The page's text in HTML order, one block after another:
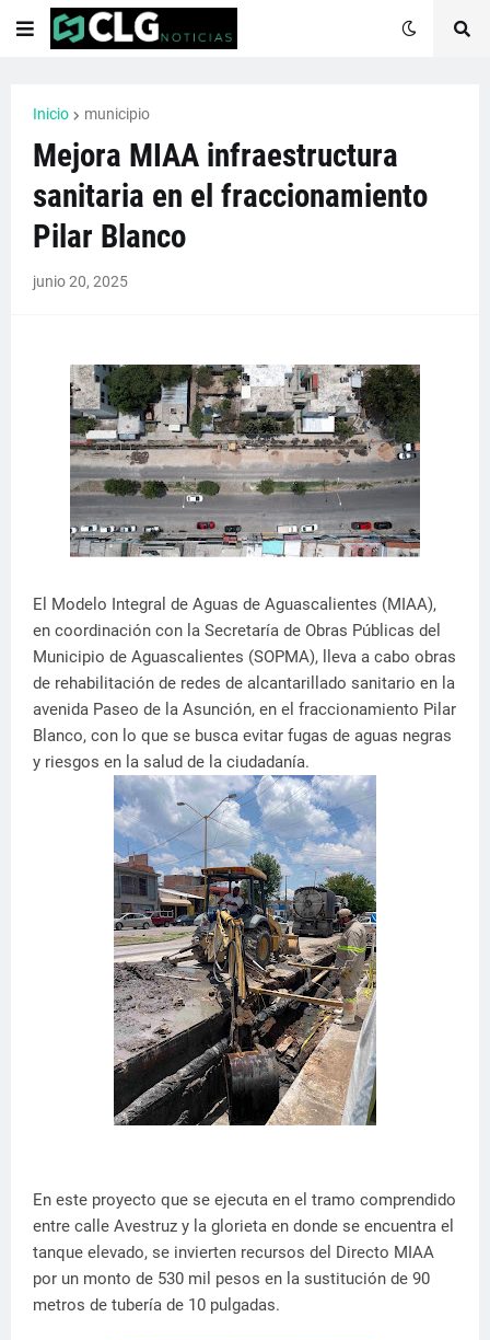
Inicio municipio
Mejora MIAA infraestructura
sanitaria en el fraccionamiento
Pilar Blanco
junio 20, 2025
El Modelo Integral de Aguas de Aguascalientes (MIAA),
en coordinación con la Secretaría de Obras Públicas del
Municipio de Aguascalientes (SOPMA), lleva a cabo obras
de rehabilitación de redes de alcantarillado sanitario en la
avenida Paseo de la Asunción, en el fraccionamiento Pilar
Blanco, con lo que se busca evitar fugas de aguas negras
y riesgos en la salud de la ciudadanía.
En este proyecto que se ejecuta en el tramo comprendido
entre calle Avestruz y la glorieta en donde se encuentra el
tanque elevado, se invierten recursos del Directo MIAA
por un monto de 530 mil pesos en la sustitución de 90
metros de tubería de 10 pulgadas.